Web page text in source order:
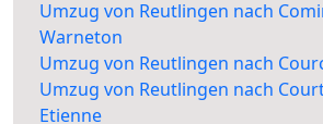
Umzug von Reutlingen nach
Warneton
Umzug von Reutlingen nach
Umzug von Reutlingen nach
Etienne